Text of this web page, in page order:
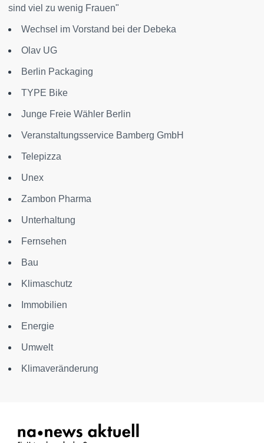
sind viel zu wenig Frauen"
Wechsel im Vorstand bei der Debeka
Olav UG
Berlin Packaging
TYPE Bike
Junge Freie Wähler Berlin
Veranstaltungsservice Bamberg GmbH
Telepizza
Unex
Zambon Pharma
Unterhaltung
Fernsehen
Bau
Klimaschutz
Immobilien
Energie
Umwelt
Klimaveränderung